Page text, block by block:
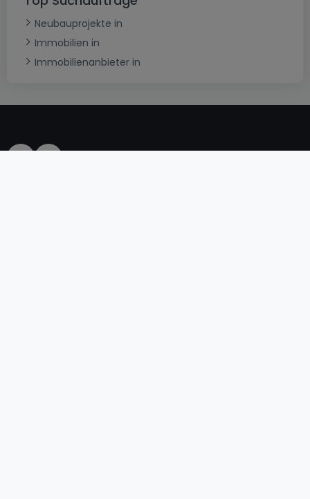
Neubauprojekte in
Immobilien in
Immobilienanbieter in